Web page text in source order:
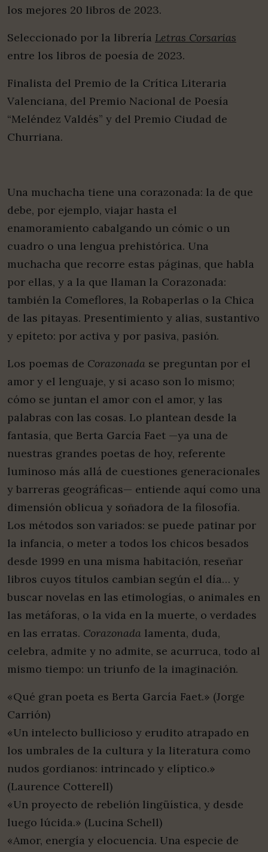
los mejores 20 libros de 2023.
Seleccionado por la librería Letras Corsarias
entre los libros de poesía de 2023.
Finalista del Premio de la Crítica Literaria
Valenciana, del Premio Nacional de Poesía
“Meléndez Valdés” y del Premio Ciudad de
Churriana.
Una muchacha tiene una corazonada: la de que
debe, por ejemplo, viajar hasta el
enamoramiento cabalgando un cómic o un
cuadro o una lengua prehistórica. Una
muchacha que recorre estas páginas, que habla
por ellas, y a la que llaman la Corazonada:
también la Comeflores, la Robaperlas o la Chica
de las pitayas. Presentimiento y alias, sustantivo
y epíteto: por activa y por pasiva, pasión.
Los poemas de Corazonada se preguntan por el
amor y el lenguaje, y si acaso son lo mismo;
cómo se juntan el amor con el amor, y las
palabras con las cosas. Lo plantean desde la
fantasía, que Berta García Faet —ya una de
nuestras grandes poetas de hoy, referente
luminoso más allá de cuestiones generacionales
y barreras geográficas— entiende aquí como una
dimensión oblicua y soñadora de la filosofía.
Los métodos son variados: se puede patinar por
la infancia, o meter a todos los chicos besados
desde 1999 en una misma habitación, reseñar
libros cuyos títulos cambian según el día… y
buscar novelas en las etimologías, o animales en
las metáforas, o la vida en la muerte, o verdades
en las erratas. Corazonada lamenta, duda,
celebra, admite y no admite, se acurruca, todo al
mismo tiempo: un triunfo de la imaginación.
«Qué gran poeta es Berta García Faet.» (Jorge
Carrión)
«Un intelecto bullicioso y erudito atrapado en
los umbrales de la cultura y la literatura como
nudos gordianos: intrincado y elíptico.»
(Laurence Cotterell)
«Un proyecto de rebelión lingüística, y desde
luego lúcida.» (Lucina Schell)
«Amor, energía y elocuencia. Una especie de